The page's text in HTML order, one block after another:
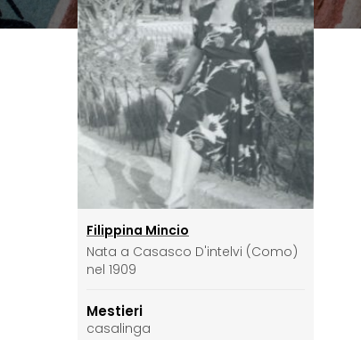
Filippina Mincio
Nata a Casasco D'intelvi (Como)
nel 1909
Mestieri
casalinga